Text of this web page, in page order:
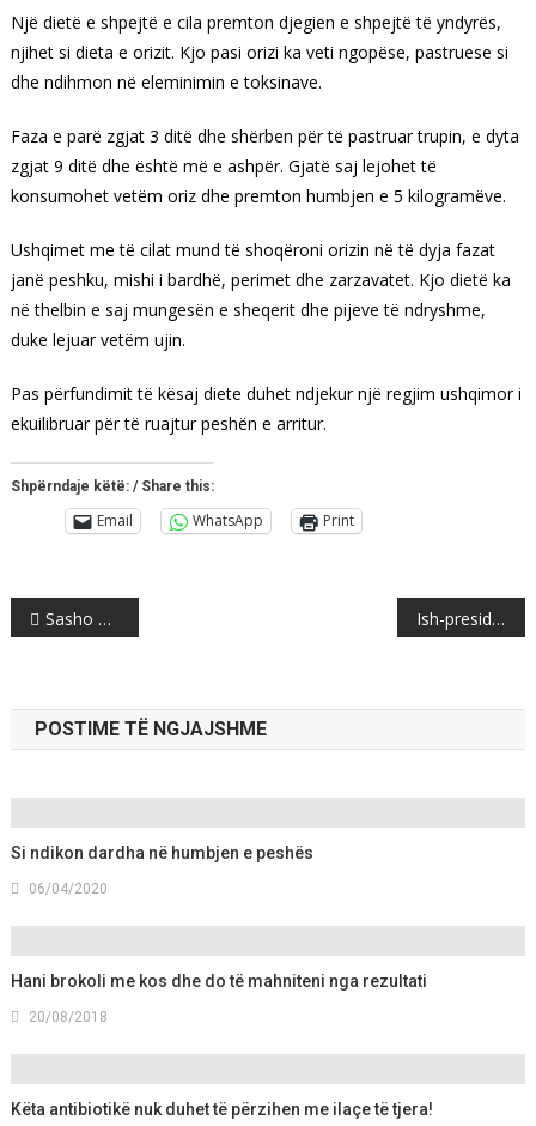
Një dietë e shpejtë e cila premton djegien e shpejtë të yndyrës,
njihet si dieta e orizit. Kjo pasi orizi ka veti ngopëse, pastruese si
dhe ndihmon në eleminimin e toksinave.
Faza e parë zgjat 3 ditë dhe shërben për të pastruar trupin, e dyta
zgjat 9 ditë dhe është më e ashpër. Gjatë saj lejohet të
konsumohet vetëm oriz dhe premton humbjen e 5 kilogramëve.
Ushqimet me të cilat mund të shoqëroni orizin në të dyja fazat
janë peshku, mishi i bardhë, perimet dhe zarzavatet. Kjo dietë ka
në thelbin e saj mungesën e sheqerit dhe pijeve të ndryshme,
duke lejuar vetëm ujin.
Pas përfundimit të kësaj diete duhet ndjekur një regjim ushqimor i
ekuilibruar për të ruajtur peshën e arritur.
Shpërndaje këtë: / Share this:
Email WhatsApp Print
Post
navigation
Sasho Tasevski merr detyrën e drejtorit në BSP Ish-presidentja dënohet me 25 vjet burg për korrupsion
POSTIME TË NGJAJSHME
Si ndikon dardha në humbjen e peshës
06/04/2020
Hani brokoli me kos dhe do të mahniteni nga rezultati
20/08/2018
Këta antibiotikë nuk duhet të përzihen me ilaçe të tjera!